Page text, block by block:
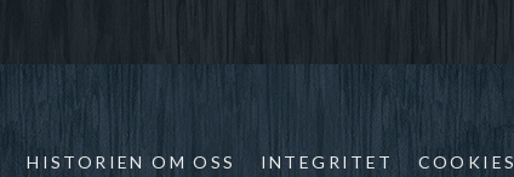
HISTORIEN OM OSS INTEGRITET COOKIES